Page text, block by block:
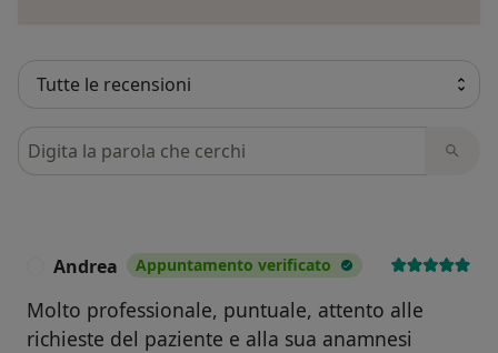
Cerca nelle recensioni
Andrea Appuntamento verificato
Molto professionale, puntuale, attento alle
richieste del paziente e alla sua anamnesi